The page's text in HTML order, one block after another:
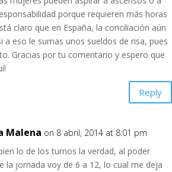
porque requieren más horas
claro que en España, la conciliación aún
a eso le sumas unos sueldos de risa, pues
Gracias por tu comentario y espero que
Reply
Malena on 8 abril, 2014 at 8:01 pm
lo de los turnos la verdad, al poder
la jornada voy de 6 a 12, lo cual me deja